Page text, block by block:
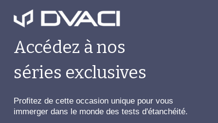
Accédez à nos
séries exclusives
Profitez de cette occasion unique pour vous
immerger dans le monde des tests d'étanchéité.